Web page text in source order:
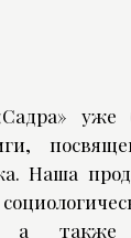
уже
Наша
а также